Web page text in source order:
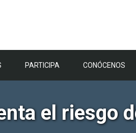
PARTICIPA CONÓCENOS
el riesgo